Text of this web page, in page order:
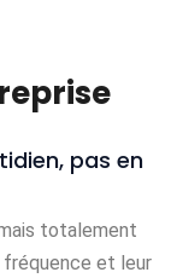
pas en
totalement
fréquence et leur